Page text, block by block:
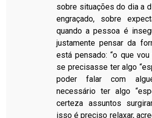
sobre situações do dia a
engraçado, sobre
quando a pessoa é
justamente pensar da
está pensado: “o que vou
se precisasse ter algo
poder falar com
necessário ter algo
certeza assuntos
isso é preciso relaxar,